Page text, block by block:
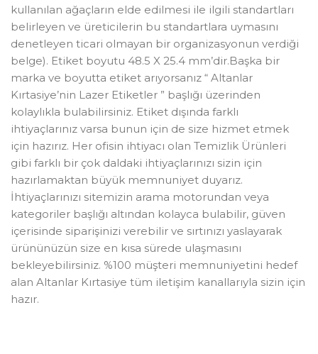
kullanılan ağaçların elde edilmesi ile ilgili standartları
belirleyen ve üreticilerin bu standartlara uymasını
denetleyen ticari olmayan bir organizasyonun verdiği
belge). Etiket boyutu 48.5 X 25.4 mm’dir.Başka bir
marka ve boyutta etiket arıyorsanız “ Altanlar
Kırtasiye’nin Lazer Etiketler ” başlığı üzerinden
kolaylıkla bulabilirsiniz. Etiket dışında farklı
ihtiyaçlarınız varsa bunun için de size hizmet etmek
için hazırız. Her ofisin ihtiyacı olan Temizlik Ürünleri
gibi farklı bir çok daldaki ihtiyaçlarınızı sizin için
hazırlamaktan büyük memnuniyet duyarız.
İhtiyaçlarınızı sitemizin arama motorundan veya
kategoriler başlığı altından kolayca bulabilir, güven
içerisinde siparişinizi verebilir ve sırtınızı yaslayarak
ürününüzün size en kısa sürede ulaşmasını
bekleyebilirsiniz. %100 müşteri memnuniyetini hedef
alan Altanlar Kırtasiye tüm iletişim kanallarıyla sizin için
hazır.